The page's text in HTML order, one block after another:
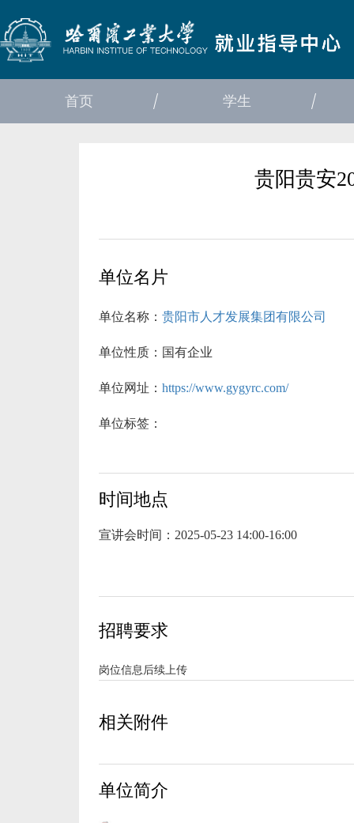
首页 学生
贵阳贵安
单位名片
单位名称： 贵阳市人才发展集团有限公司
单位性质： 国有企业
单位网址： https://www.gygyrc.com/
单位标签：
时间地点
宣讲会时间： 2025-05-23 14:00-16:00
招聘要求
岗位信息后续上传
相关附件
单位简介